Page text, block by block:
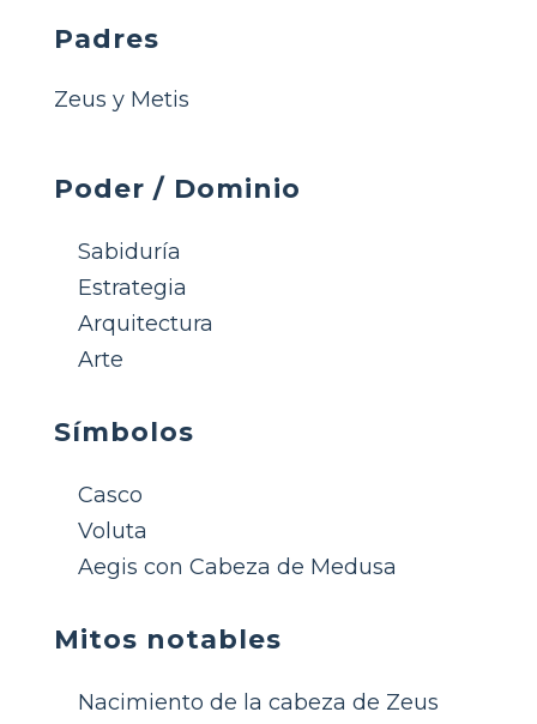
Padres
Zeus y Metis
Poder / Dominio
Sabiduría
Estrategia
Arquitectura
Arte
Símbolos
Casco
Voluta
Aegis con Cabeza de Medusa
Mitos notables
Nacimiento de la cabeza de Zeus